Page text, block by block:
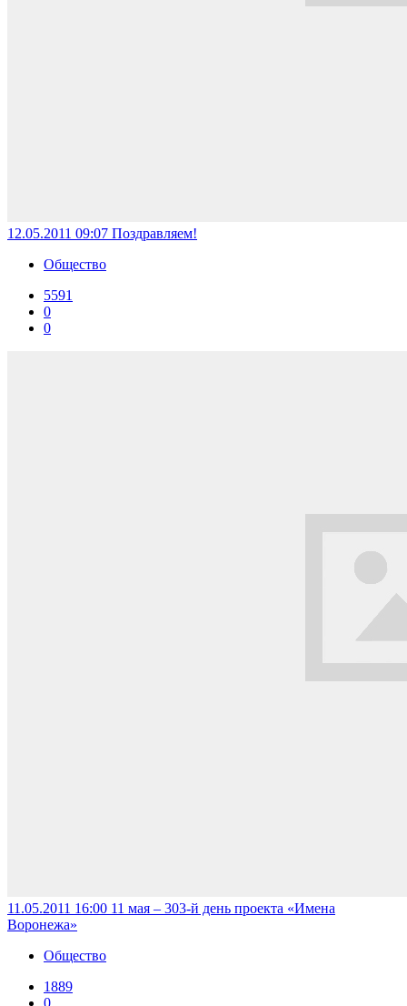
12.05.2011 09:07 Поздравляем!
Общество
5591
0
0
11.05.2011 16:00 11 мая – 303-й день проекта «Имена
Воронежа»
Общество
1889
0